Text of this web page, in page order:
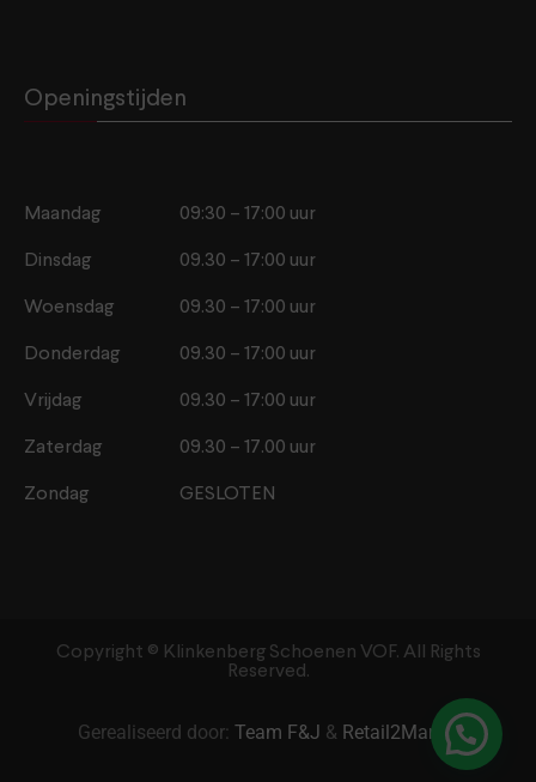
Openingstijden
Maandag 09:30 – 17:00 uur
Dinsdag 09.30 – 17:00 uur
Woensdag 09.30 – 17:00 uur
Donderdag 09.30 – 17:00 uur
Vrijdag 09.30 – 17:00 uur
Zaterdag 09.30 – 17.00 uur
Zondag GESLOTEN
Copyright ©️ Klinkenberg Schoenen VOF. All Rights
Reserved.
Gerealiseerd door: Team F&J & Retail2Market